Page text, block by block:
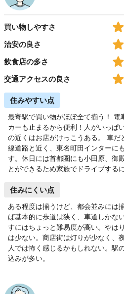
買い物しやすさ
治安の良さ
飲食店の多さ
交通アクセスの良さ
住みやすい点
最寄駅で買い物がほぼ全て揃う！ 電
カーも止まるから便利！人がいっぱ
の近くはお店がけっこうある。 車
線道路と近く、東名町田インターに
す。休日には首都圏にも小田原、御
とができるため家族でドライブする
住みにくい点
ある程度は揃うけど、都会並みには
ば基本的に歩道は狭く、車道しかな
すにはちょっと難易度が高い。やは
は少ない。商店街は灯りが少なく、
人では怖く感じるかもしれない。駅
込みが多い。